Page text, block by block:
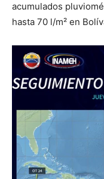
acumulados
hasta 70 l/m² en